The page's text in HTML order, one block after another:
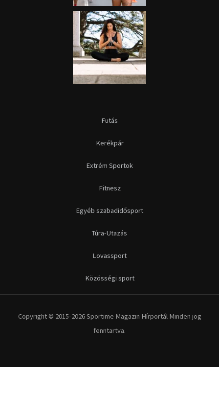
Futás
Kerékpár
Extrém Sportok
Fitnesz
Egyéb szabadidősport
Túra-Utazás
Lovassport
Közösségi sport
Copyright © 2015-2026 Sportime Magazin Hírportál Minden jog
fenntartva.